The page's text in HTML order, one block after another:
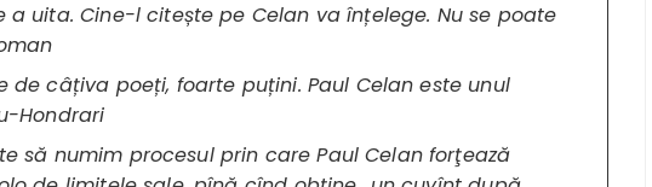
uita. Cine-l citește pe Celan va înțelege. Nu se poate
de câțiva poeți, foarte puțini. Paul Celan este unul
Hondrari
să numim procesul prin care Paul Celan forţează